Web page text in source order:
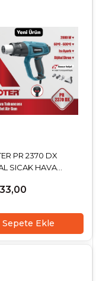
PR 2370 DX
SICAK HAVA
Sepete Ekle